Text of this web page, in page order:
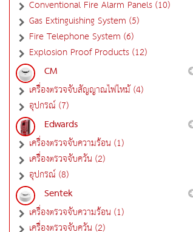
Conventional Fire Alarm Panels (10)
Gas Extinguishing System (5)
Fire Telephone System (6)
Explosion Proof Products (12)
CM
เครื่องตรวจจับสัญญาณไฟไหม้ (4)
อุปกรณ์ (7)
Edwards
เครื่องตรวจจับความร้อน (1)
เครื่องตรวจจับควัน (2)
อุปกรณ์ (8)
Sentek
เครื่องตรวจจับความร้อน (1)
เครื่องตรวจจับควัน (2)